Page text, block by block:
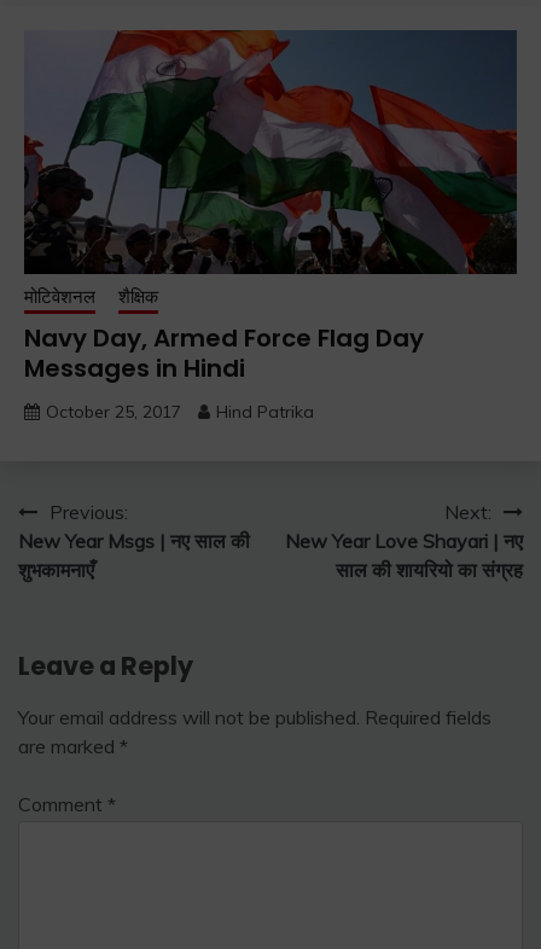
मोटिवेशनल शैक्षिक
Navy Day, Armed Force Flag Day
Messages in Hindi
October 25, 2017 Hind Patrika
Post
navigation
Previous:
New Year Msgs | नए साल की
शुभकामनाएँ
Next:
New Year Love Shayari | नए
साल की शायरियो का संग्रह
Leave a Reply
Your email address will not be published. Required fields
are marked *
Comment *